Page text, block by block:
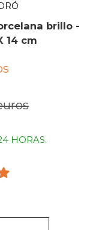
brillo -
14 cm
HORAS.